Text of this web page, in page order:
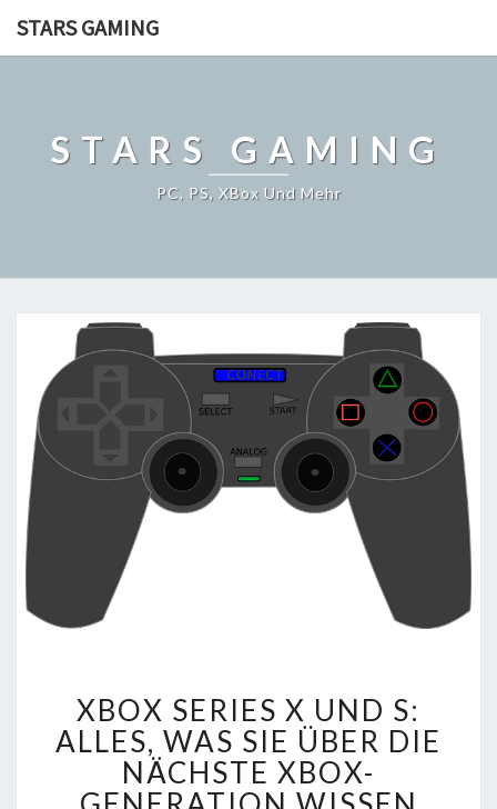
STARS GAMING
STARS GAMING
PC, PS, XBox Und Mehr
SERIES
X
UND
S:
XBOX SERIES X UND S:
ALLES, WAS SIE ÜBER DIE
NÄCHSTE XBOX-